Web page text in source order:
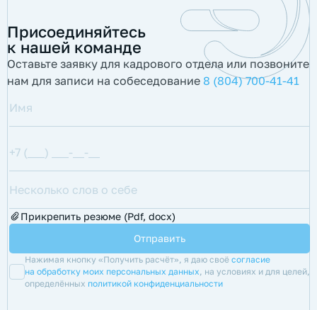
Присоединяйтесь
к нашей команде
Оставьте заявку для кадрового отдела или позвоните
нам для записи на собеседование 8 (804) 700-41-41
Прикрепить резюме (Pdf, docx)
Нажимая кнопку «Получить расчёт», я даю своё согласие
на обработку моих персональных данных, на условиях и для целей,
определённых политикой конфиденциальности